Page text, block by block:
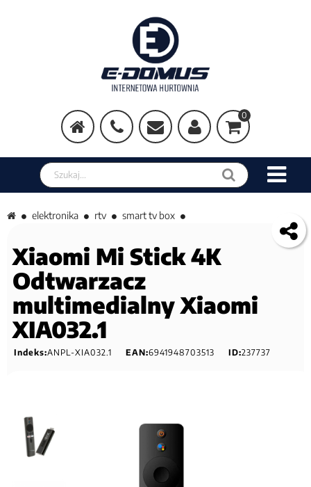
0
Szukaj w sklepie
elektronika rtv smart tv box
Xiaomi Mi Stick 4K
Odtwarzacz
multimedialny Xiaomi
XIA032.1
Indeks:ANPL-XIA032.1 EAN:6941948703513 ID:237737